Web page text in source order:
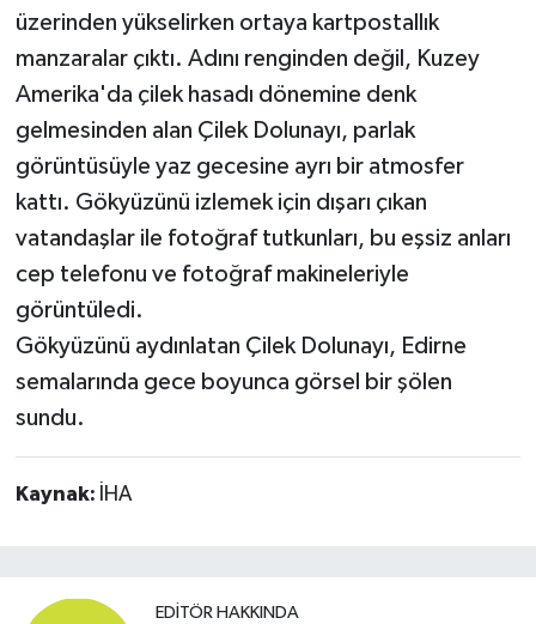
üzerinden yükselirken ortaya kartpostallık
manzaralar çıktı. Adını renginden değil, Kuzey
Amerika'da çilek hasadı dönemine denk
gelmesinden alan Çilek Dolunayı, parlak
görüntüsüyle yaz gecesine ayrı bir atmosfer
kattı. Gökyüzünü izlemek için dışarı çıkan
vatandaşlar ile fotoğraf tutkunları, bu eşsiz anları
cep telefonu ve fotoğraf makineleriyle
görüntüledi.
Gökyüzünü aydınlatan Çilek Dolunayı, Edirne
semalarında gece boyunca görsel bir şölen
sundu.
Kaynak: İHA
EDITÖR HAKKINDA